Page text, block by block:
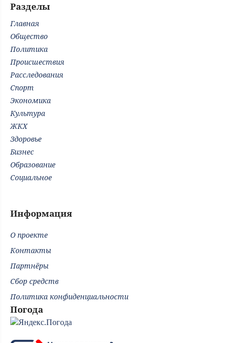
Разделы
Главная
Общество
Политика
Происшествия
Расследования
Спорт
Экономика
Культура
ЖКХ
Здоровье
Бизнес
Образование
Социальное
Информация
О проекте
Контакты
Партнёры
Сбор средств
Политика конфиденциальности
Погода